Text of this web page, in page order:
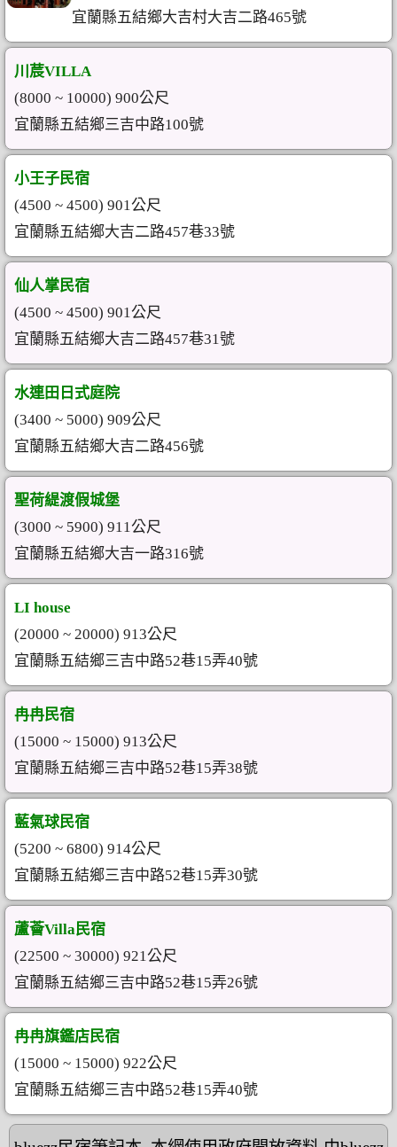
宜蘭縣五結鄉大吉村大吉二路465號
川莀VILLA
(8000 ~ 10000) 900公尺
宜蘭縣五結鄉三吉中路100號
小王子民宿
(4500 ~ 4500) 901公尺
宜蘭縣五結鄉大吉二路457巷33號
仙人掌民宿
(4500 ~ 4500) 901公尺
宜蘭縣五結鄉大吉二路457巷31號
水連田日式庭院
(3400 ~ 5000) 909公尺
宜蘭縣五結鄉大吉二路456號
聖荷緹渡假城堡
(3000 ~ 5900) 911公尺
宜蘭縣五結鄉大吉一路316號
LI house
(20000 ~ 20000) 913公尺
宜蘭縣五結鄉三吉中路52巷15弄40號
冉冉民宿
(15000 ~ 15000) 913公尺
宜蘭縣五結鄉三吉中路52巷15弄38號
藍氣球民宿
(5200 ~ 6800) 914公尺
宜蘭縣五結鄉三吉中路52巷15弄30號
蘆薈Villa民宿
(22500 ~ 30000) 921公尺
宜蘭縣五結鄉三吉中路52巷15弄26號
冉冉旗鑑店民宿
(15000 ~ 15000) 922公尺
宜蘭縣五結鄉三吉中路52巷15弄40號